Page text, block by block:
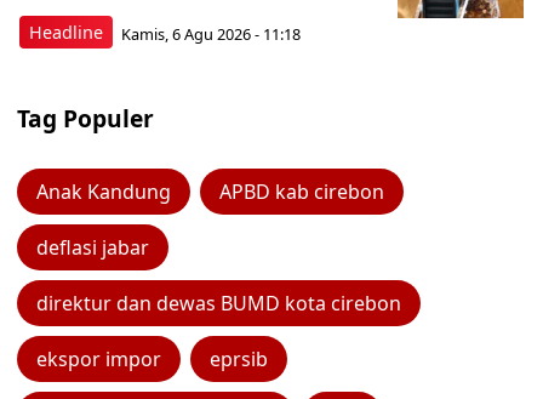
Headline Kamis, 6 Agu 2026 - 11:18
Tag Populer
Anak Kandung APBD kab cirebon
deflasi jabar
direktur dan dewas BUMD kota cirebon
ekspor impor eprsib